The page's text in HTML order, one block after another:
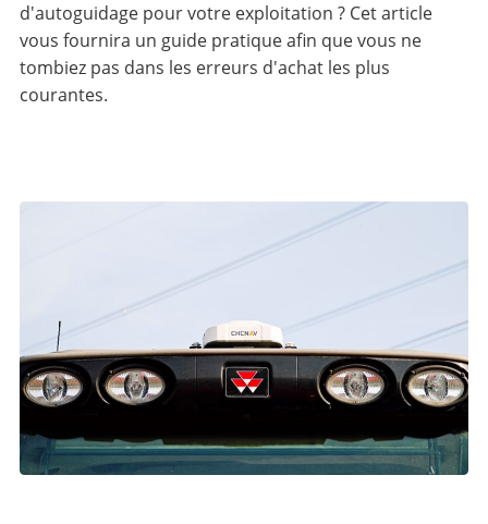
d'autoguidage pour votre exploitation ? Cet article
vous fournira un guide pratique afin que vous ne
tombiez pas dans les erreurs d'achat les plus
courantes.